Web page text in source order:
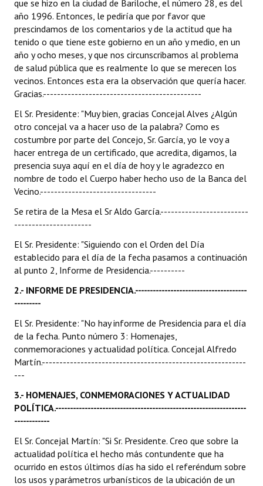
que se hizo en la ciudad de Bariloche, el número 28, es del
año 1996. Entonces, le pediría que por favor que
prescindamos de los comentarios y de la actitud que ha
tenido o que tiene este gobierno en un año y medio, en un
año y ocho meses, y que nos circunscribamos al problema
de salud pública que es realmente lo que se merecen los
vecinos. Entonces esta era la observación que quería hacer.
Gracias.---------------------------------------------
El Sr. Presidente: "Muy bien, gracias Concejal Alves ¿Algún
otro concejal va a hacer uso de la palabra? Como es
costumbre por parte del Concejo, Sr. García, yo le voy a
hacer entrega de un certificado, que acredita, digamos, la
presencia suya aquí en el día de hoy y le agradezco en
nombre de todo el Cuerpo haber hecho uso de la Banca del
Vecino.---------------------------------
Se retira de la Mesa el Sr Aldo García.-------------------------
----------------------
El Sr. Presidente: "Siguiendo con el Orden del Día
establecido para el día de la fecha pasamos a continuación
al punto 2, Informe de Presidencia.----------
2.- INFORME DE PRESIDENCIA.--------------------------------------
---------
El Sr. Presidente: "No hay informe de Presidencia para el día
de la fecha. Punto número 3: Homenajes,
conmemoraciones y actualidad política. Concejal Alfredo
Martín.----------------------------------------------------------
---
3.- HOMENAJES, CONMEMORACIONES Y ACTUALIDAD
POLÍTICA.-----------------------------------------------------------------
------------
El Sr. Concejal Martín: "Si Sr. Presidente. Creo que sobre la
actualidad política el hecho más contundente que ha
ocurrido en estos últimos días ha sido el referéndum sobre
los usos y parámetros urbanísticos de la ubicación de un